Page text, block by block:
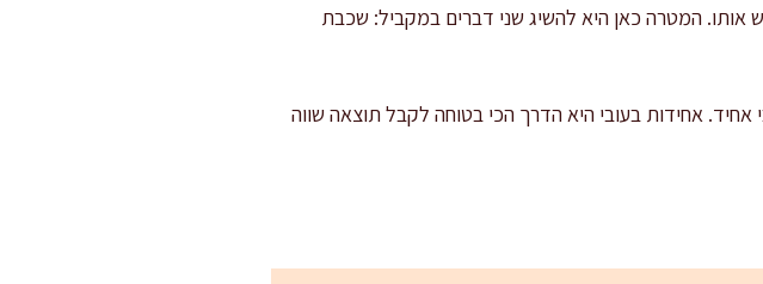
אותו. המטרה כאן היא להשיג שני דברים במקביל: שכבת
אחידות בעובי היא הדרך הכי בטוחה לקבל תוצאה שווה